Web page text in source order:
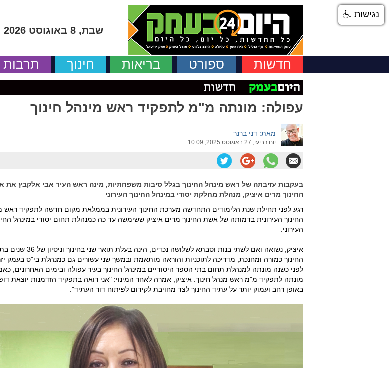
שבת, 8 באוגוסט 2026
חדשות ספורט בריאות חינוך תרבות
עפולה: מונתה מ"מ לתפקיד ראש מינהל חינוך
מאת: דני ברנר
יום רביעי, 27 באוגוסט 2025, 10:09
בעקבות עזיבתה של ראש מינהל החינוך בגלל סיבות משפחתיות, מינה ראש העיר אבי אלקבץ את
החינוך מרים איציק, מנהלת מחלקת יסודי במינהל החינוך העירוני
רגע לפני תחילת שנת הלימודים התחדשה מערכת החינוך העירונית בממלאת מקום חדשה לתפקיד ראש
החינוך העירונית בדמותה של אשת החינוך מרים איציק ששימשה עד כה כמנהלת תחום יסודי במינהל
העירוני.
איציק, נשואה ואם לשתי בנות וסבתא לשלושה נכדים, הינה בעלת תואר
החינוך כמורה ומחנכת, מדריכה לתוכניות והוראה מותאמת ובמשך שני עשורים גם כמנהלת בי"ס בעמק
לפני כשנה מונתה למנהלת תחום בתי הספר היסודיים במינהל החינוך בעיר עפולה ובימים האחרונים,
מונתה לתפקיד מ"מ ראש מנהל חינוך. איציק, אמרה לאחר המינוי: "אני רואה בתפקיד הזדמנות יוצאת
באופן רחב ועמוק יותר על עתיד החינוך לצד מחויבת לקידום לפיתוח דור העתיד".
נגישות